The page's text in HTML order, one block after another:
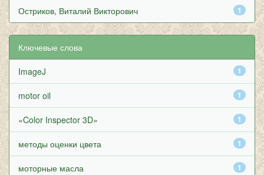
1
Остриков, Виталий Викторович
Ключевые слова
1
ImageJ
1
motor oil
1
«Color Inspector 3D»
1
методы оценки цвета
1
моторные масла